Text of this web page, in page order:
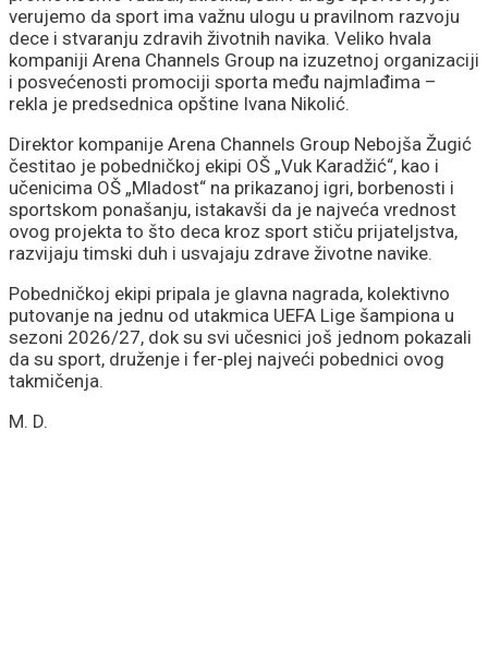
verujemo da sport ima važnu ulogu u pravilnom razvoju
dece i stvaranju zdravih životnih navika. Veliko hvala
kompaniji Arena Channels Group na izuzetnoj organizaciji
i posvećenosti promociji sporta među najmlađima –
rekla je predsednica opštine Ivana Nikolić.
Direktor kompanije Arena Channels Group Nebojša Žugić
čestitao je pobedničkoj ekipi OŠ „Vuk Karadžić“, kao i
učenicima OŠ „Mladost“ na prikazanoj igri, borbenosti i
sportskom ponašanju, istakavši da je najveća vrednost
ovog projekta to što deca kroz sport stiču prijateljstva,
razvijaju timski duh i usvajaju zdrave životne navike.
Pobedničkoj ekipi pripala je glavna nagrada, kolektivno
putovanje na jednu od utakmica UEFA Lige šampiona u
sezoni 2026/27, dok su svi učesnici još jednom pokazali
da su sport, druženje i fer-plej najveći pobednici ovog
takmičenja.
M. D.